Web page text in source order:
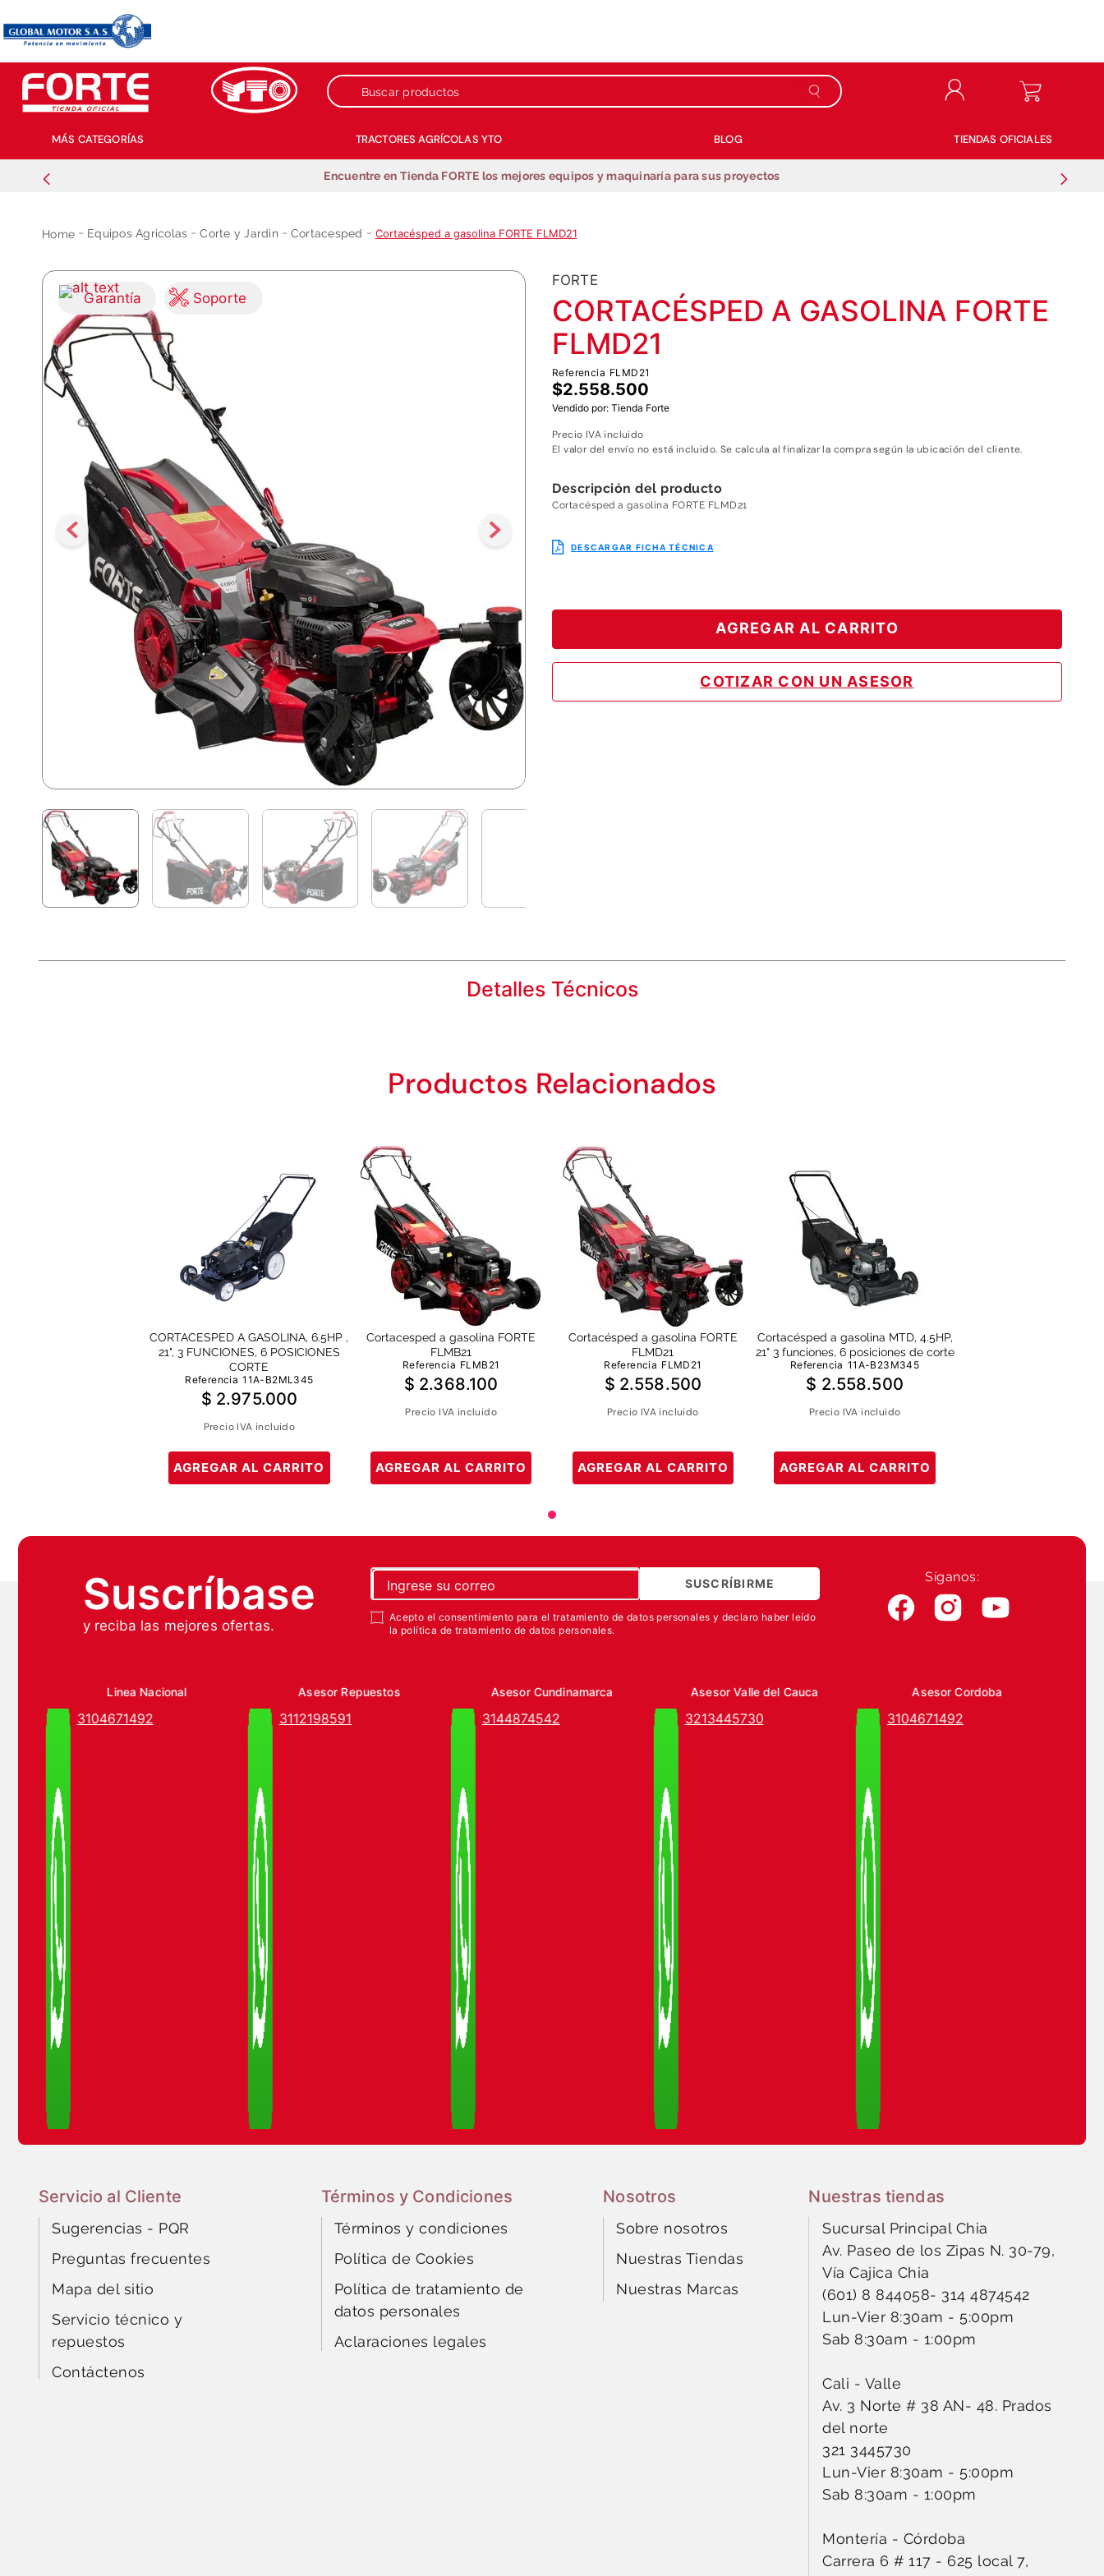
Buscar productos
MÁS CATEGORÍAS TRACTORES AGRÍCOLAS YTO BLOG TIENDAS OFICIALES
Encuentre en Tienda FORTE los mejores equipos y maquinaría para sus proyectos
Equipos Agricolas Corte y Jardin Cortacesped Cortacésped a gasolina FORTE FLMD21
Garantía Soporte
FORTE
CORTACÉSPED A GASOLINA FORTE
FLMD21
Referencia FLMD21
$2.558.500
Vendido por: Tienda Forte
Precio IVA incluido
El valor del envío no está incluido. Se calcula al finalizar la compra según la ubicación del cliente.
Descripción del producto
Cortacésped a gasolina FORTE FLMD21
DESCARGAR FICHA TÉCNICA
AGREGAR AL CARRITO
COTIZAR CON UN ASESOR
Detalles Técnicos
Productos Relacionados
CORTACESPED A GASOLINA, 6.5HP ,
21", 3 FUNCIONES, 6 POSICIONES
CORTE
Referencia 11A-B2ML345
$ 2.975.000
Precio IVA incluido
AGREGAR AL CARRITO
Cortacesped a gasolina FORTE
FLMB21
Referencia FLMB21
$ 2.368.100
Precio IVA incluido
AGREGAR AL CARRITO
Cortacésped a gasolina FORTE
FLMD21
Referencia FLMD21
$ 2.558.500
Precio IVA incluido
AGREGAR AL CARRITO
Cortacésped a gasolina MTD, 4.5HP,
21" 3 funciones, 6 posiciones de corte
Referencia 11A-B23M345
$ 2.558.500
Precio IVA incluido
AGREGAR AL CARRITO
Suscríbase
y reciba las mejores ofertas.
SUSCRÍBIRME
Acepto el consentimiento para el tratamiento de datos personales y declaro haber leído
la política de tratamiento de datos personales.
Síganos:
Linea Nacional
3104671492
Asesor Repuestos
3112198591
Asesor Cundinamarca
3144874542
Asesor Valle del Cauca
3213445730
Asesor Cordoba
3104671492
Servicio al Cliente
Sugerencias - PQR
Preguntas frecuentes
Mapa del sitio
Servicio técnico y
repuestos
Contáctenos
Términos y Condiciones
Términos y condiciones
Política de Cookies
Política de tratamiento de
datos personales
Aclaraciones legales
Nosotros
Sobre nosotros
Nuestras Tiendas
Nuestras Marcas
Nuestras tiendas
Sucursal Principal Chia
Av. Paseo de los Zipas N. 30-79,
Vía Cajica Chia
(601) 8 844058- 314 4874542
Lun-Vier 8:30am - 5:00pm
Sab 8:30am - 1:00pm
Cali - Valle
Av. 3 Norte # 38 AN- 48. Prados
del norte
321 3445730
Lun-Vier 8:30am - 5:00pm
Sab 8:30am - 1:00pm
Montería - Córdoba
Carrera 6 # 117 - 625 local 7,
1.
repuestos
3.
motobombas